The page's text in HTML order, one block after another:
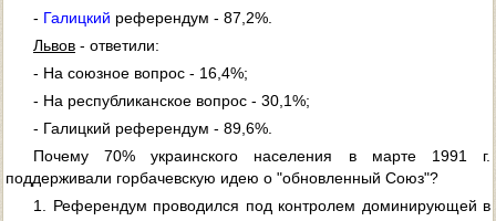
- Галицкий референдум - 87,2%.
Львов - ответили:
- На союзное вопрос - 16,4%;
- На республиканское вопрос - 30,1%;
- Галицкий референдум - 89,6%.
Почему 70% украинского населения в марте 1991 г.
поддерживали горбачевскую идею о "обновленный Союз"?
1. Референдум проводился под контролем доминирующей в